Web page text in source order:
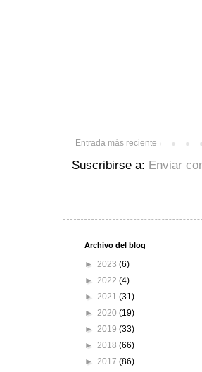
Entrada más reciente
Suscribirse a: Enviar
Archivo del blog
► 2023 (6)
► 2022 (4)
► 2021 (31)
► 2020 (19)
► 2019 (33)
► 2018 (66)
► 2017 (86)